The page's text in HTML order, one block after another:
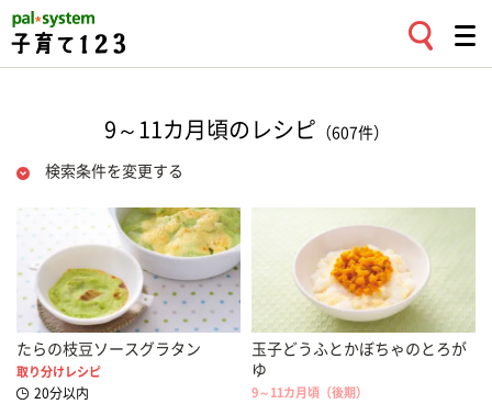
9～11カ月頃のレシピ （607件）
検索条件を変更する
たらの枝豆ソースグラタン
取り分けレシピ
20分以内
玉子どうふとかぼちゃのとろが
ゆ
9～11カ月頃（後期）